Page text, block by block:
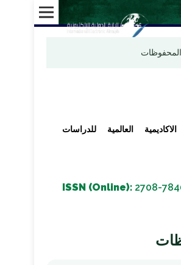
المحفوظات
العالمية للدراسات
ISSN (Online): 2708-